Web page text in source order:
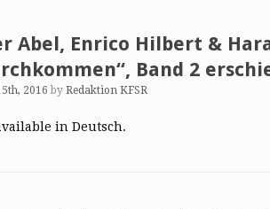
Abel, Enrico Hilbert &
Band 2
2016 by Redaktion KFSR
in Deutsch.